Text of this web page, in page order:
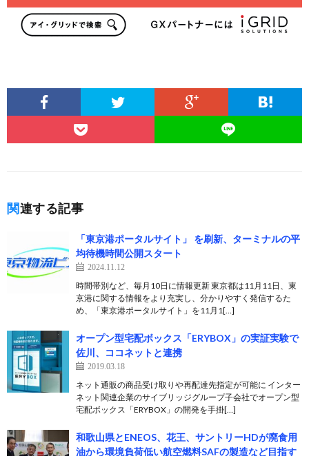
関連する記事
「東京港ポータルサイト」 を刷新、ターミナルの平
均待機時間公開スタート
2024.11.12
時間帯別など、毎月10日に情報更新 東京都は11月11日、東
京港に関する情報をより充実し、分かりやすく発信するた
め、「東京港ポータルサイト」を11月1[…]
オープン型宅配ボックス「ERYBOX」の実証実験で
佐川、ココネットと連携
2019.03.18
ネット通販の商品受け取りや再配達先指定が可能に インター
ネット関連企業のサイブリッジグループ子会社でオープン型
宅配ボックス「ERYBOX」の開発を手掛[…]
和歌山県とENEOS、花王、サントリーHDが廃食用
油から環境負荷低い航空燃料SAFの製造など目指す